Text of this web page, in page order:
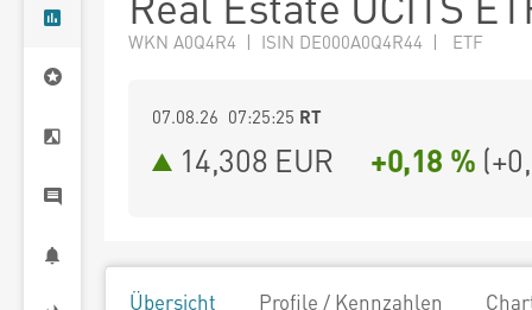
WKN A0Q4R4 | ISIN DE000A0Q4R44 | ETF
07.08.26 07:25:25 RT
14,308 EUR +0,18 % (
Übersicht Profile / Kennzahlen